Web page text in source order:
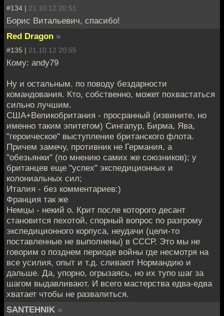
#134 | 21.10.12 20:51
Борис Витальевич, спасибо!
Red Dragon »
#135 | 21.10.12 20:55
Кому: andy79
Ну и остальным. по поводу бездарности
командования. Кто, собственно, может похвастаться
сильно лучшим.
США+Великобритания - просранный (извините, но
именно таким эпитетом) Сингапур, Бирма, Ява,
"героическое" выступление британского флота.
Причем замечу, противник не Германия, а
"обезьянки" (по мнению самих же союзников); у
британцев еще "успех" экспедиционных и
колониальных сил;
Италия - без комментариев:)
Франция так же
Немцы - некий о. Крит после которого десант
становится пехотой, спорный вопрос по разгрому
экспедиционного корпуса, неудачи (цели-то
поставленные не выполнены) в СССР. Это мы не
говорим о позднем периоде войны где несмотря на
все усилия, опыт и т.д. сливают Нормандию и
дальше. Да, упорно, огрызаясь, но их тупо шаг за
шагом выдавливают. И всего мастерства едва-едва
хватает чтобы не развалиться.
SANTEHNIK »